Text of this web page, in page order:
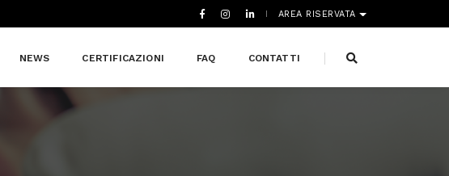
AREA RISERVATA
NEWS CERTIFICAZIONI FAQ CONTATTI